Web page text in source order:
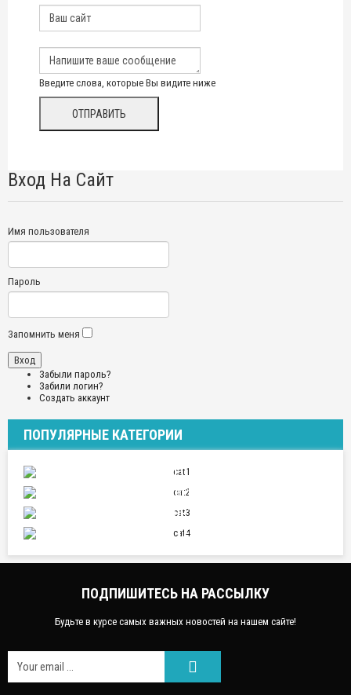
Введите слова, которые Вы видите ниже
Вход На Сайт
Имя пользователя
Пароль
Запомнить меня
Забыли пароль?
Забили логин?
Создать аккаунт
ПОПУЛЯРНЫЕ КАТЕГОРИИ
ПУТЕШЕСТВИЯ
ОТНОШЕНИЯ
СПОРТ
НАУКА И ТЕХНИКА
ПОДПИШИТЕСЬ НА РАССЫЛКУ
Будьте в курсе самых важных новостей на нашем сайте!